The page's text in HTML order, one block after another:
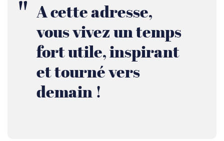
A cette adresse,
vous vivez un temps
fort utile, inspirant
et tourné vers
demain !